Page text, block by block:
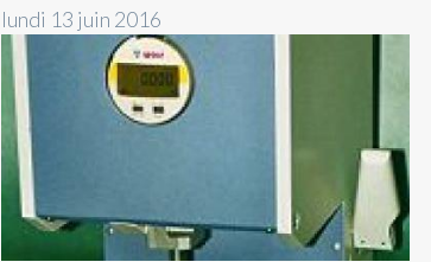
lundi 13 juin 2016